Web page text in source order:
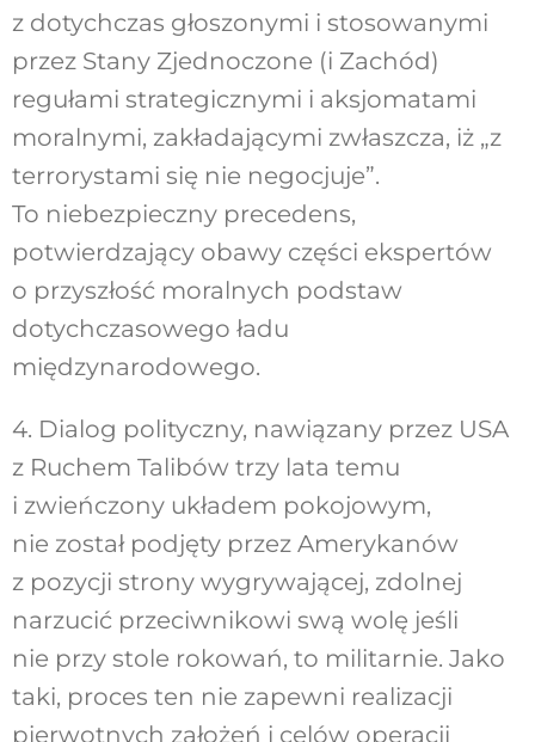
z dotychczas głoszonymi i stosowanymi
przez Stany Zjednoczone (i Zachód)
regułami strategicznymi i aksjomatami
moralnymi, zakładającymi zwłaszcza, iż „z
terrorystami się nie negocjuje”.
To niebezpieczny precedens,
potwierdzający obawy części ekspertów
o przyszłość moralnych podstaw
dotychczasowego ładu
międzynarodowego.
4. Dialog polityczny, nawiązany przez USA
z Ruchem Talibów trzy lata temu
i zwieńczony układem pokojowym,
nie został podjęty przez Amerykanów
z pozycji strony wygrywającej, zdolnej
narzucić przeciwnikowi swą wolę jeśli
nie przy stole rokowań, to militarnie. Jako
taki, proces ten nie zapewni realizacji
pierwotnych założeń i celów operacji